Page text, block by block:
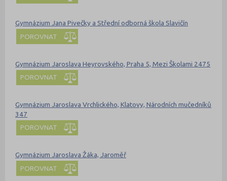
Gymnázium Jana Pivečky a Střední odborná škola Slavičín
POROVNAT
Gymnázium Jaroslava Heyrovského, Praha 5, Mezi Školami 2475
POROVNAT
Gymnázium Jaroslava Vrchlického, Klatovy, Národních mučedníků
347
POROVNAT
Gymnázium Jaroslava Žáka, Jaroměř
POROVNAT